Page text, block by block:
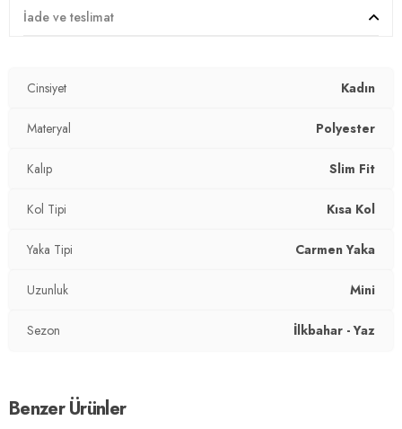
İade ve teslimat
Cinsiyet Kadın
Materyal Polyester
Kalıp Slim Fit
Kol Tipi Kısa Kol
Yaka Tipi Carmen Yaka
Uzunluk Mini
Sezon İlkbahar - Yaz
Benzer Ürünler